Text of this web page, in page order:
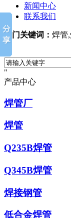
新闻中心
联系我们
热门关键词： 焊管
产品中心
焊管厂
焊管
Q235B焊管
Q345B焊管
焊接钢管
低合金焊管